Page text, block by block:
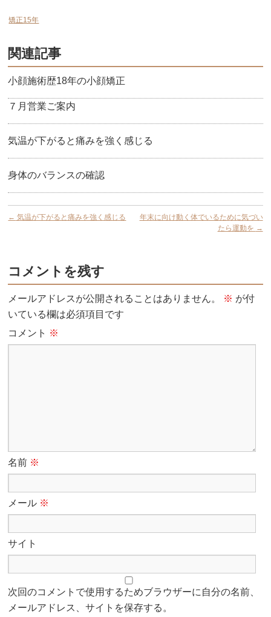
矯正15年
関連記事
小顔施術歴18年の小顔矯正
７月営業ご案内
気温が下がると痛みを強く感じる
身体のバランスの確認
← 気温が下がると痛みを強く感じる
年末に向け動く体でいるために気づい
たら運動を →
コメントを残す
メールアドレスが公開されることはありません。 ※ が付
いている欄は必須項目です
コメント ※
名前 ※
メール ※
サイト
次回のコメントで使用するためブラウザーに自分の名前、
メールアドレス、サイトを保存する。